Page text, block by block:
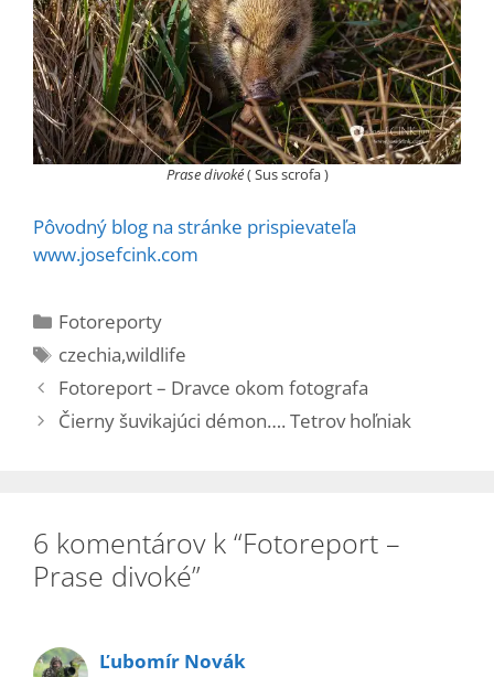
Prase divoké( Sus scrofa )
Pôvodný blog na stránke prispievateľa
www.josefcink.com
Kategórie
Fotoreporty
Značky
czechia,wildlife
Fotoreport – Dravce okom fotografa
Čierny šuvikajúci démon…. Tetrov hoľniak
6 komentárov k “Fotoreport –
Prase divoké”
Ľubomír Novák